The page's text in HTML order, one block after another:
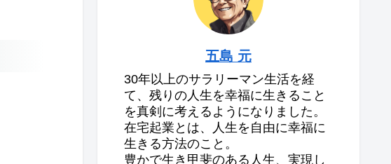
五島 元
30年以上のサラリーマン生活を経
て、残りの人生を幸福に生きること
を真剣に考えるようになりました。
在宅起業とは、人生を自由に幸福に
生きる方法のこと。
豊かで生き甲斐のある人生、実現し